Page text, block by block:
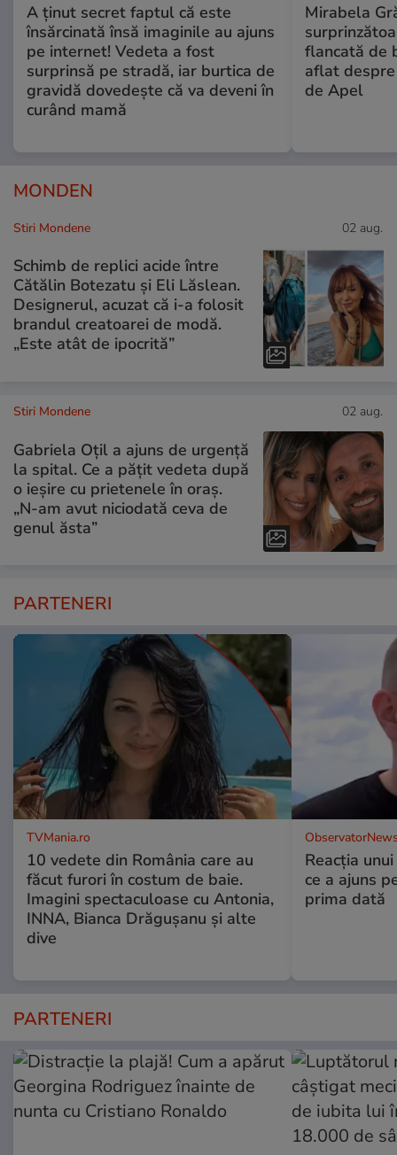
A ținut secret faptul că este
însărcinată însă imaginile au ajuns
pe internet! Vedeta a fost
surprinsă pe stradă, iar burtica de
gravidă dovedește că va deveni în
curând mamă
Mirabela
flancată de
aflat
de Apel
MONDEN
Stiri Mondene 02 aug.
Schimb de replici acide între
Cătălin Botezatu și Eli Lăslean.
Designerul, acuzat că i-a folosit
brandul creatoarei de modă.
„Este atât de ipocrită”
Stiri Mondene 02 aug.
Gabriela Oțil a ajuns de urgență
la spital. Ce a pățit vedeta după
o ieșire cu prietenele în oraș.
„N-am avut niciodată ceva de
genul ăsta”
PARTENERI
TVMania.ro
10 vedete din România care au
făcut furori în costum de baie.
Imagini spectaculoase cu Antonia,
INNA, Bianca Drăgușanu și alte
dive
Reacția
ce a ajuns
prima dată
PARTENERI